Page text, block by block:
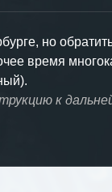
но
время
к